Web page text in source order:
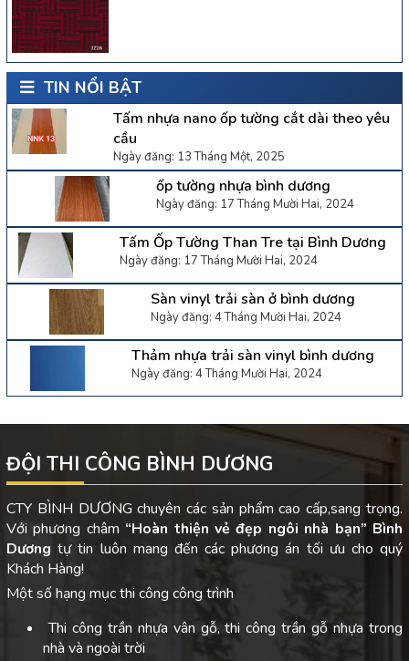
TIN NỔI BẬT
Tấm nhựa nano ốp tường cắt dài theo yêu
cầu
Ngày đăng: 13 Tháng Một, 2025
ốp tường nhựa bình dương
Ngày đăng: 17 Tháng Mười Hai, 2024
Tấm Ốp Tường Than Tre tại Bình Dương
Ngày đăng: 17 Tháng Mười Hai, 2024
Sàn vinyl trải sàn ở bình dương
Ngày đăng: 4 Tháng Mười Hai, 2024
Thảm nhựa trải sàn vinyl bình dương
Ngày đăng: 4 Tháng Mười Hai, 2024
ĐỘI THI CÔNG BÌNH DƯƠNG
CTY BÌNH DƯƠNG chuyên các sản phẩm cao cấp,sang trọng.
Với phương châm “Hoàn thiện vẻ đẹp ngôi nhà bạn” Bình
Dươngtự tin luôn mang đến các phương án tối ưu cho quý
Khách Hàng!
Một số hạng mục thi công công trình
Thi công trần nhựa vân gỗ, thi công trần gỗ nhựa trong
nhà và ngoài trời